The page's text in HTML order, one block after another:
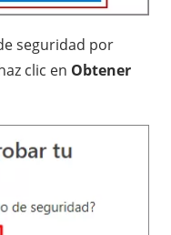
seguridad por
clic en Obtener